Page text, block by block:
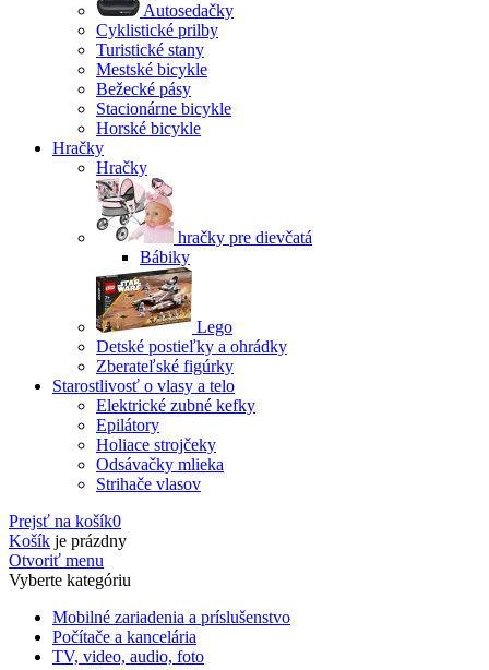
Autosedačky
Cyklistické prilby
Turistické stany
Mestské bicykle
Bežecké pásy
Stacionárne bicykle
Horské bicykle
Hračky
Hračky
hračky pre dievčatá
Bábiky
Lego
Detské postieľky a ohrádky
Zberateľské figúrky
Starostlivosť o vlasy a telo
Elektrické zubné kefky
Epilátory
Holiace strojčeky
Odsávačky mlieka
Strihače vlasov
Prejsť na košík0
Košík je prázdny
Otvoriť menu
Vyberte kategóriu
Mobilné zariadenia a príslušenstvo
Počítače a kancelária
TV, video, audio, foto